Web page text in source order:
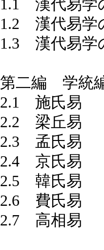
1.1 漢代易学
1.2 漢代易学
1.3 漢代易学
第二編 学統
2.1 施氏易
2.2 梁丘易
2.3 孟氏易
2.4 京氏易
2.5 韓氏易
2.6 費氏易
2.7 高相易